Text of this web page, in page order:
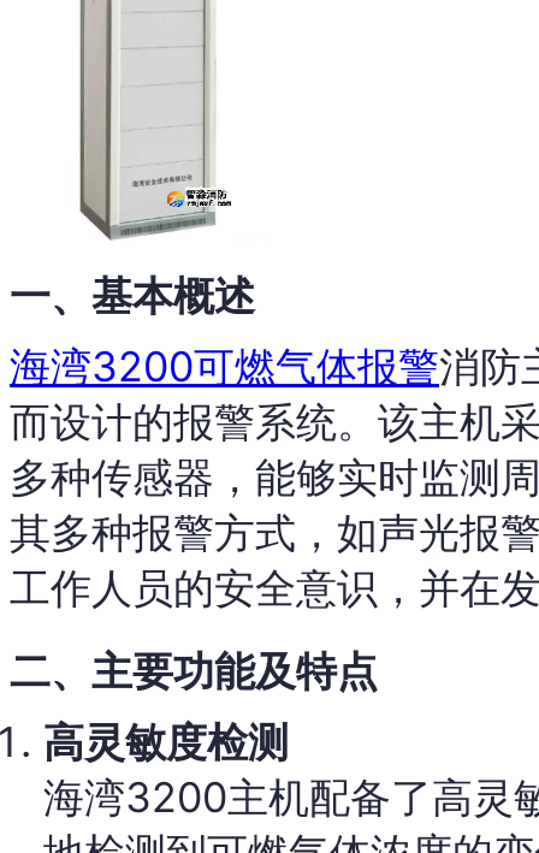
一、基本概述
海湾3200可燃气体报警消防
而设计的报警系统。该主机
多种传感器，能够实时监测
其多种报警方式，如声光报
工作人员的安全意识，并在
二、主要功能及特点
高灵敏度检测
海湾3200主机配备了高灵